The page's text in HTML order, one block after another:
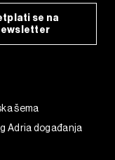
se na
šema
Adria događanja